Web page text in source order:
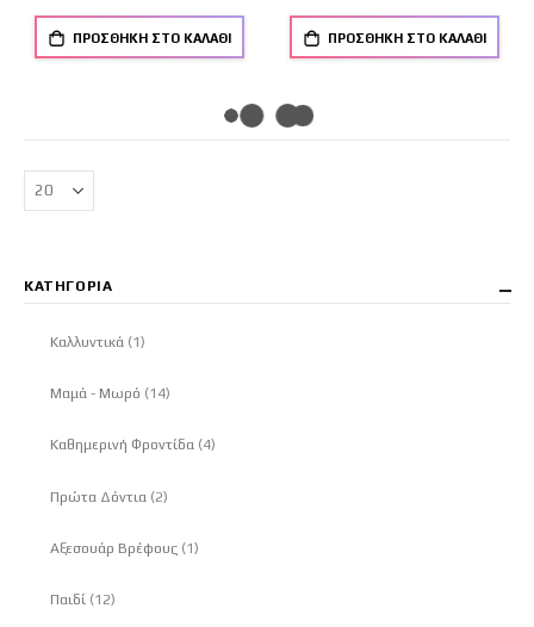
ΠΡΟΣΘΉΚΗ ΣΤΟ ΚΑΛΆΘΙ ΠΡΟΣΘΉΚΗ ΣΤΟ ΚΑΛΆΘΙ
ΚΑΤΗΓΟΡΊΑ
Καλλυντικά 1στοιχείο
Μαμά - Μωρό 14στοιχεία
Καθημερινή Φροντίδα 4στοιχεία
Πρώτα Δόντια 2στοιχεία
Αξεσουάρ Βρέφους 1στοιχείο
Παιδί 12στοιχεία